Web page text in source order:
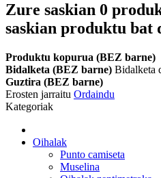
Zure saskian 0
saskian produktu bat
Produktu kopurua (BEZ barne)
Bidalketa (BEZ barne) Bidalketa
Guztira (BEZ barne)
Erosten jarraitu Ordaindu
Kategoriak
Oihalak
Punto camiseta
Muselina